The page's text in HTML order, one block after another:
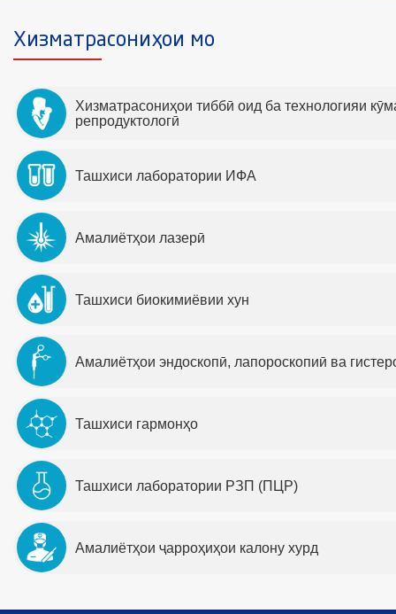
Хизматрасониҳои мо
Хизматрасониҳои тиббӣ оид ба технологияи
репродуктологӣ
Ташхиси лаборатории ИФА
Амалиётҳои лазерӣ
Ташхиси биокимиёвии хун
Амалиётҳои эндоскопӣ, лапороскопиӣ ва
Ташхиси гармонҳо
Ташхиси лаборатории РЗП (ПЦР)
Амалиётҳои ҷарроҳиҳои калону хурд